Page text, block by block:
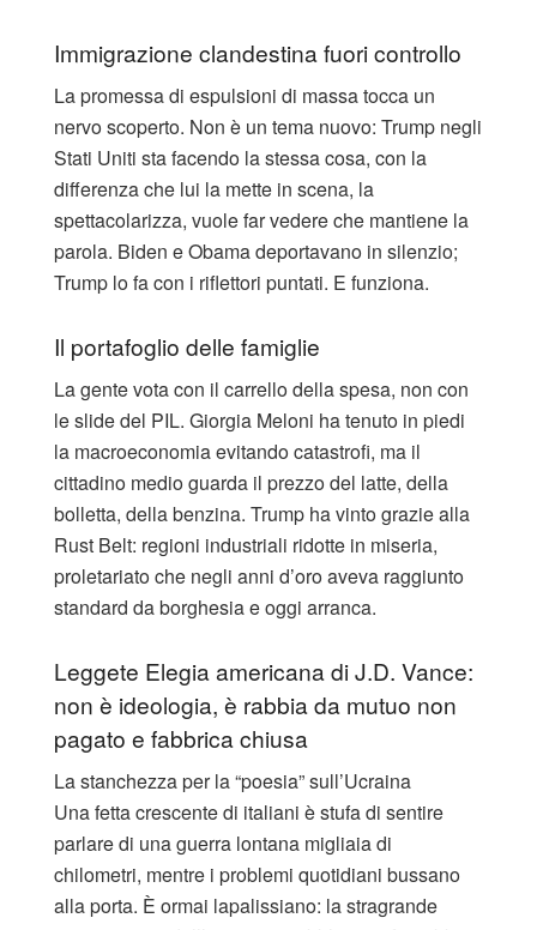
Immigrazione clandestina fuori controllo
La promessa di espulsioni di massa tocca un
nervo scoperto. Non è un tema nuovo: Trump negli
Stati Uniti sta facendo la stessa cosa, con la
differenza che lui la mette in scena, la
spettacolarizza, vuole far vedere che mantiene la
parola. Biden e Obama deportavano in silenzio;
Trump lo fa con i riflettori puntati. E funziona.
Il portafoglio delle famiglie
La gente vota con il carrello della spesa, non con
le slide del PIL. Giorgia Meloni ha tenuto in piedi
la macroeconomia evitando catastrofi, ma il
cittadino medio guarda il prezzo del latte, della
bolletta, della benzina. Trump ha vinto grazie alla
Rust Belt: regioni industriali ridotte in miseria,
proletariato che negli anni d’oro aveva raggiunto
standard da borghesia e oggi arranca.
Leggete Elegia americana di J.D. Vance:
non è ideologia, è rabbia da mutuo non
pagato e fabbrica chiusa
La stanchezza per la “poesia” sull’Ucraina
Una fetta crescente di italiani è stufa di sentire
parlare di una guerra lontana migliaia di
chilometri, mentre i problemi quotidiani bussano
alla porta. È ormai lapalissiano: la stragrande